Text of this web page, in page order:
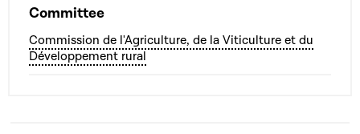
Committee
Commission de l'Agriculture, de la Viticulture et du
Développement rural